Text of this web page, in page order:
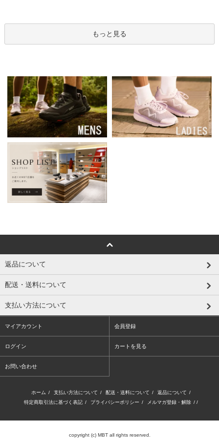
もっと見る
返品について
配送・送料について
支払い方法について
マイアカウント 会員登録
ログイン カートを見る
お問い合わせ
ホーム / 支払い方法について / 配送・送料について / 返品について /
特定商取引法に基づく表記 / プライバシーポリシー / メルマガ登録・解除 / /
copyright (c) MBT all rights reserved.